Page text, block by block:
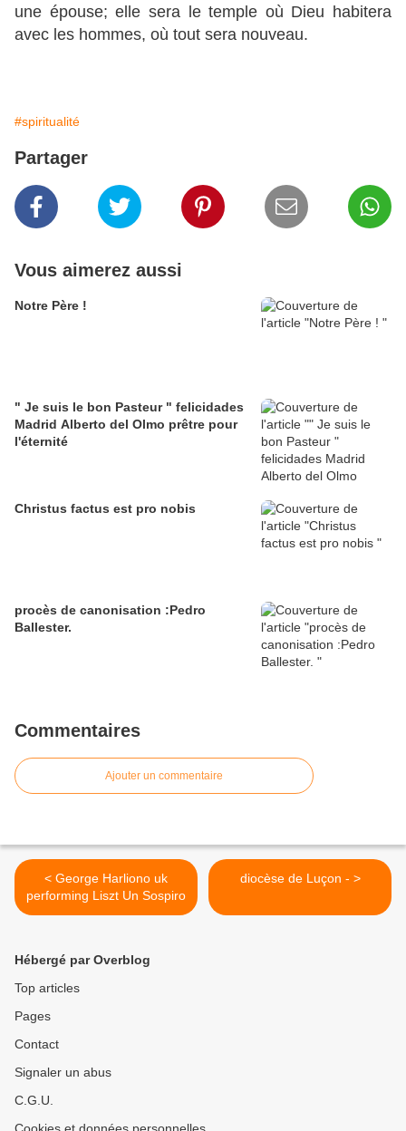
une épouse; elle sera le temple où Dieu habitera
avec les hommes, où tout sera nouveau.
#spiritualité
Partager
Vous aimerez aussi
Notre Père !
" Je suis le bon Pasteur " felicidades
Madrid Alberto del Olmo prêtre pour
l'éternité
Christus factus est pro nobis
procès de canonisation :Pedro
Ballester.
Commentaires
Ajouter un commentaire
< George Harliono uk
performing Liszt Un Sospiro
diocèse de Luçon - >
Hébergé par Overblog
Top articles
Pages
Contact
Signaler un abus
C.G.U.